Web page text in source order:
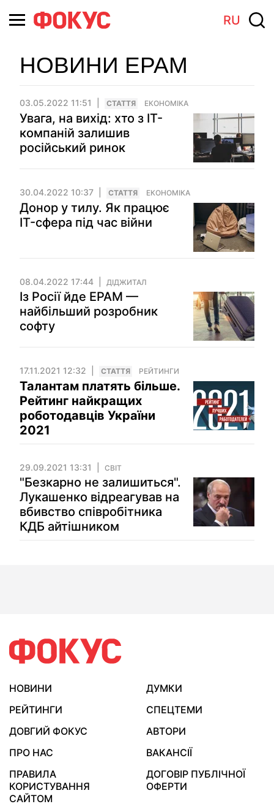
RU
НОВИНИ EPAM
03.05.2022 11:51 СТАТТЯ ЕКОНОМІКА
Увага, на вихід: хто з IT-
компаній залишив
російський ринок
30.04.2022 10:37 СТАТТЯ ЕКОНОМІКА
Донор у тилу. Як працює
IT-сфера під час війни
08.04.2022 17:44 ДІДЖИТАЛ
Із Росії йде EPAM —
найбільший розробник
софту
17.11.2021 12:32 СТАТТЯ РЕЙТИНГИ
Талантам платять більше.
Рейтинг найкращих
роботодавців України
2021
29.09.2021 13:31 СВІТ
"Безкарно не залишиться".
Лукашенко відреагував на
вбивство співробітника
КДБ айтішником
НОВИНИ
ДУМКИ
РЕЙТИНГИ
СПЕЦТЕМИ
ДОВГИЙ ФОКУС
АВТОРИ
ПРО НАС
ВАКАНСІЇ
ПРАВИЛА
КОРИСТУВАННЯ
САЙТОМ
ДОГОВІР ПУБЛІЧНОЇ
ОФЕРТИ